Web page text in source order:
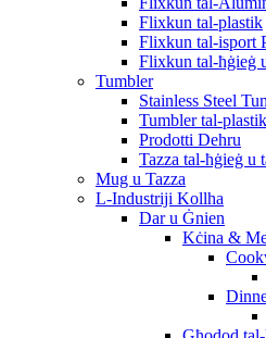
Flixkun tal-plastik
Flixkun tal-isport
Flixkun tal-ħġieġ
Tumbler
Stainless Steel
Tumbler tal-plastik
Prodotti Dehru
Tazza tal-ħġieġ u
Mug u Tazza
L-Industriji Kollha
Dar u Ġnien
Kċina &